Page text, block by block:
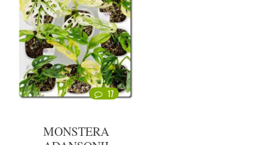
17
MONSTERA